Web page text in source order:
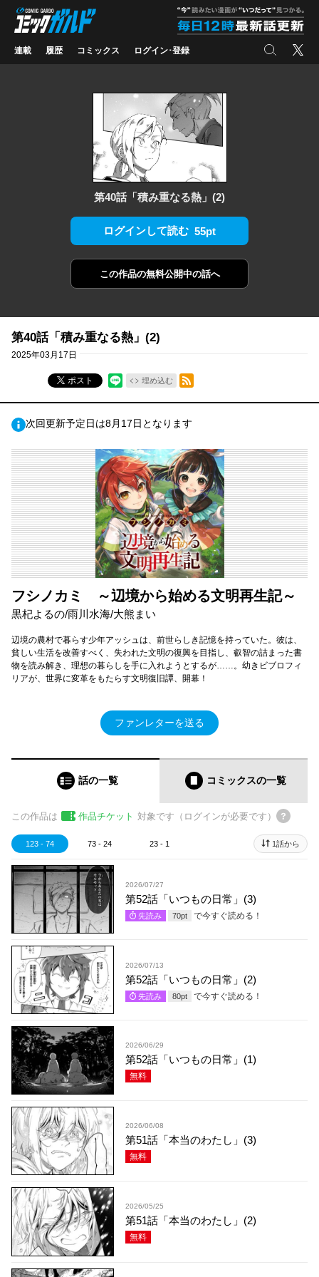
コミックガルド
連載 履歴 コミックス ログイン･登録 検索 X
第40話「積み重なる熱」(2)
ログインして読む 55pt
この作品の無料公開中の話へ
第40話「積み重なる熱」(2)
2025年03月17日
ポスト 埋め込む
RSSフィード
次回更新予定日は8月17日となります
フシノカミ ～辺境から始める文明再生記～
黒杞よるの/雨川水海/大熊まい
辺境の農村で暮らす少年アッシュは、前世らしき記憶を持っていた。彼は、
貧しい生活を改善すべく、失われた文明の復興を目指し、叡智の詰まった書
物を読み解き、理想の暮らしを手に入れようとするが……。幼きビブロフィ
リアが、世界に変革をもたらす文明復旧譚、開幕！
ファンレターを送る
話の一覧 コミックスの一覧
この作品は 作品チケット 対象です（ログインが必要です）
123 - 74 73 - 24 23 - 1 1話から
2026/07/27
第52話「いつもの日常」(3)
先読み 70pt で今すぐ読める！
2026/07/13
第52話「いつもの日常」(2)
先読み 80pt で今すぐ読める！
2026/06/29
第52話「いつもの日常」(1)
無料
2026/06/08
第51話「本当のわたし」(3)
無料
2026/05/25
第51話「本当のわたし」(2)
無料